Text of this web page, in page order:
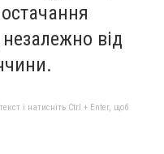
від
і натисніть Ctrl + Enter, щоб